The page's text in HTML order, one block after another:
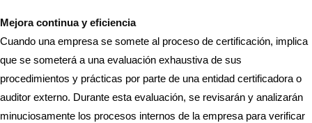
Mejora continua y eficiencia
Cuando una empresa se somete al proceso de certificación, implica
que se someterá a una evaluación exhaustiva de sus
procedimientos y prácticas por parte de una entidad certificadora o
auditor externo. Durante esta evaluación, se revisarán y analizarán
minuciosamente los procesos internos de la empresa para verificar